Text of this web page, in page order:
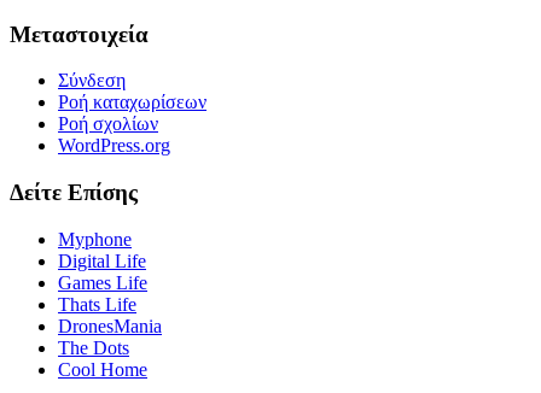
Μεταστοιχεία
Σύνδεση
Ροή καταχωρίσεων
Ροή σχολίων
WordPress.org
Δείτε Επίσης
Myphone
Digital Life
Games Life
Thats Life
DronesMania
The Dots
Cool Home